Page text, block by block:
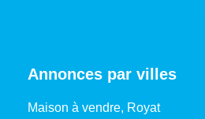
Annonces par villes
Maison à vendre, Royat